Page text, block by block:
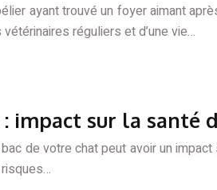
ayant trouvé un foyer aimant
réguliers et d’une vie…
impact sur la santé
de votre chat peut avoir un